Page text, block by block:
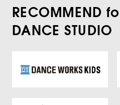
RECOMMEND
DANCE STUDIO